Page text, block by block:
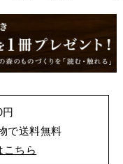
で送料無料
ちら